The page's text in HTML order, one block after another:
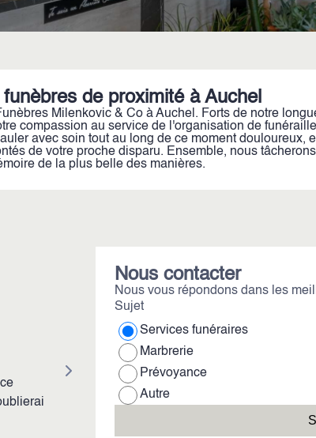
de proximité à Auchel
Milenkovic & Co à Auchel. Forts de notre
compassion au service de l'organisation de
avec soin tout au long de ce moment douloureux,
de votre proche disparu. Ensemble, nous
de la plus belle des manières.
d. radovic
Nous contacter
Nous vous répondons dans les
Sujet
Services funéraires
Marbrerie
Prévoyance
Autre